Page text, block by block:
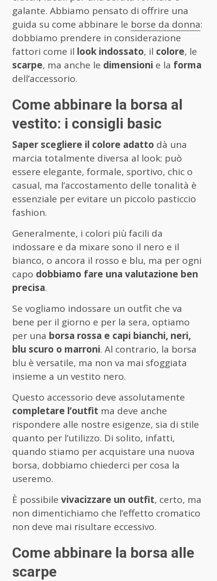
galante. Abbiamo pensato di offrire una
guida su come abbinare le borse da donna:
dobbiamo prendere in considerazione
fattori come il look indossato, il colore, le
scarpe, ma anche le dimensioni e la forma
dell’accessorio.
Come abbinare la borsa al
vestito: i consigli basic
Saper scegliere il colore adatto dà una
marcia totalmente diversa al look: può
essere elegante, formale, sportivo, chic o
casual, ma l’accostamento delle tonalità è
essenziale per evitare un piccolo pasticcio
fashion.
Generalmente, i colori più facili da
indossare e da mixare sono il nero e il
bianco, o ancora il rosso e blu, ma per ogni
capo dobbiamo fare una valutazione ben
precisa.
Se vogliamo indossare un outfit che va
bene per il giorno e per la sera, optiamo
per una borsa rossa e capi bianchi, neri,
blu scuro o marroni. Al contrario, la borsa
blu è versatile, ma non va mai sfoggiata
insieme a un vestito nero.
Questo accessorio deve assolutamente
completare l’outfit ma deve anche
rispondere alle nostre esigenze, sia di stile
quanto per l’utilizzo. Di solito, infatti,
quando stiamo per acquistare una nuova
borsa, dobbiamo chiederci per cosa la
useremo.
È possibile vivacizzare un outfit, certo, ma
non dimentichiamo che l’effetto cromatico
non deve mai risultare eccessivo.
Come abbinare la borsa alle
scarpe